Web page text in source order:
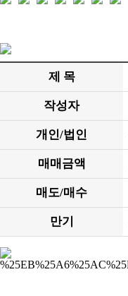
제 목
작성자
개인/법인
매매금액
매도/매수
만기